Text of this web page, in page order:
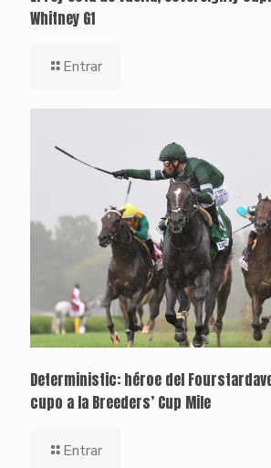
Whitney G1
Entrar
Deterministic: héroe del
cupo a la Breeders’ Cup Mile
Entrar